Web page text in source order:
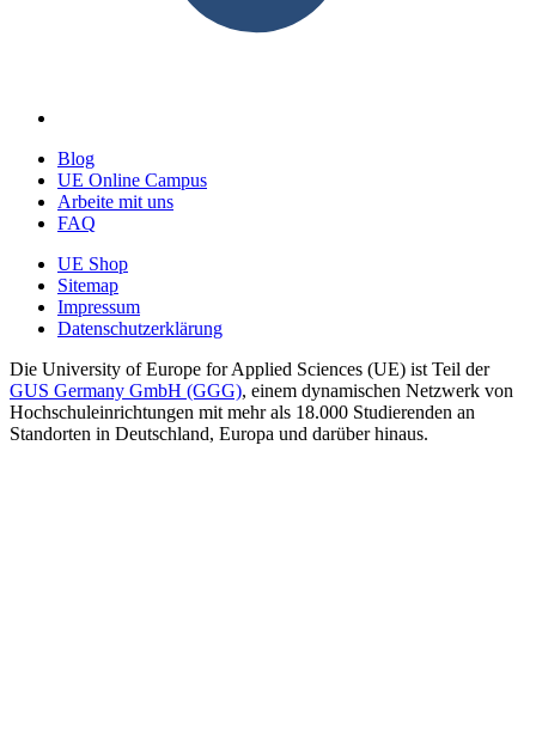
Blog
UE Online Campus
Arbeite mit uns
FAQ
UE Shop
Sitemap
Impressum
Datenschutzerklärung
Die University of Europe for Applied Sciences (UE) ist Teil der
GUS Germany GmbH (GGG), einem dynamischen Netzwerk von
Hochschuleinrichtungen mit mehr als 18.000 Studierenden an
Standorten in Deutschland, Europa und darüber hinaus.